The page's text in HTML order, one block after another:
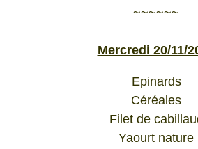
~~~~~~
Mercredi 20/11/
Epinards
Céréales
Filet de
Yaourt nature